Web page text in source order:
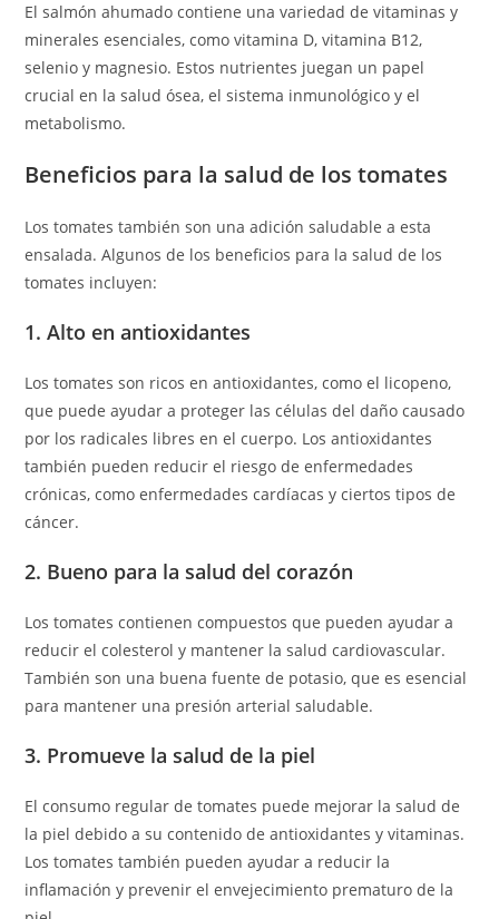
El salmón ahumado contiene una variedad de vitaminas y
minerales esenciales, como vitamina D, vitamina B12,
selenio y magnesio. Estos nutrientes juegan un papel
crucial en la salud ósea, el sistema inmunológico y el
metabolismo.
Beneficios para la salud de los tomates
Los tomates también son una adición saludable a esta
ensalada. Algunos de los beneficios para la salud de los
tomates incluyen:
1. Alto en antioxidantes
Los tomates son ricos en antioxidantes, como el licopeno,
que puede ayudar a proteger las células del daño causado
por los radicales libres en el cuerpo. Los antioxidantes
también pueden reducir el riesgo de enfermedades
crónicas, como enfermedades cardíacas y ciertos tipos de
cáncer.
2. Bueno para la salud del corazón
Los tomates contienen compuestos que pueden ayudar a
reducir el colesterol y mantener la salud cardiovascular.
También son una buena fuente de potasio, que es esencial
para mantener una presión arterial saludable.
3. Promueve la salud de la piel
El consumo regular de tomates puede mejorar la salud de
la piel debido a su contenido de antioxidantes y vitaminas.
Los tomates también pueden ayudar a reducir la
inflamación y prevenir el envejecimiento prematuro de la